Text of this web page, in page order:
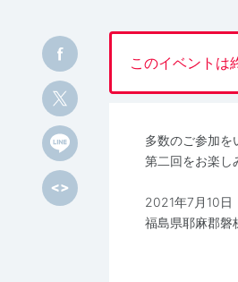
このイベントは
多数のご参加を
第二回をお楽し
2021年7月10日
福島県耶麻郡磐